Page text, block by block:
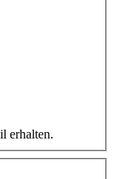
Mail erhalten.